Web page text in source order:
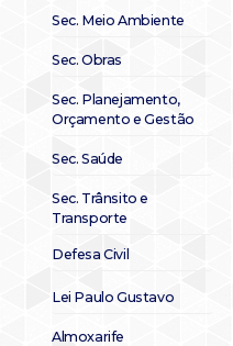
Sec. Meio Ambiente
Sec. Obras
Sec. Planejamento,
Orçamento e Gestão
Sec. Saúde
Sec. Trânsito e
Transporte
Defesa Civil
Lei Paulo Gustavo
Almoxarife